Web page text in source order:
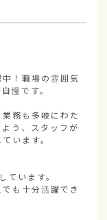
！職場の雰囲気
慢です。
務も多岐にわた
う、スタッフが
います。
います。
も十分活躍でき